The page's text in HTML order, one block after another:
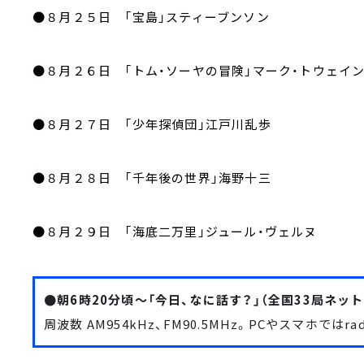
●８月２５日 「宝島」スティーブンソン
●８月２６日 「トム・ソーヤの冒険」マーク・トウェイン
●８月２７日 「少年探偵団」江戸川乱歩
●８月２８日 「千年後の世界」海野十三
●８月２９日 「海底二万里」ジュール・ヴェルヌ
●朝6時20分頃～「今日、なに話す？」（全国33局ネット
周波数 AM954kHz、FM90.5MHz。PCやスマホでは